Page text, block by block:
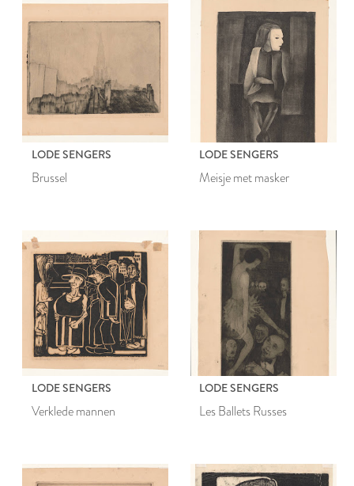
LODE SENGERS
Brussel
LODE SENGERS
Meisje met masker
LODE SENGERS
Verklede mannen
LODE SENGERS
Les Ballets Russes